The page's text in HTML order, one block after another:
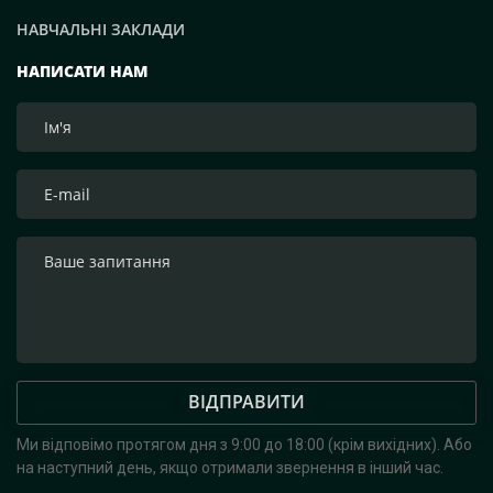
приєднатися до цієї Святої доброї справи!», — зазначим
нами! Слава Україні!
НАПИСАТИ НАМ
ВІДПРАВИТИ
Ми відповімо протягом дня з 9:00 до 18:00 (крім вихідних). Або
на наступний день, якщо отримали звернення в інший час.
НАВЧАЛЬНІ ЗАКЛАДИ